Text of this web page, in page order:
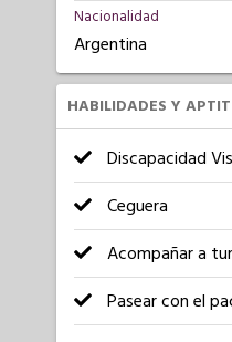
Nacionalidad
Argentina
HABILIDADES Y
Discapacidad
Ceguera
Acompañar a
Pasear con el